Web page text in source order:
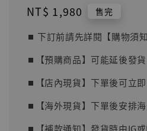
Regular
NT$ 1,980 售完
⏹︎ 下訂前請先詳閱【購物須
⏹︎【預購商品】可能延後發
⏹︎【店內現貨】下單後可立
⏹︎【海外現貨】下單後安排
⏹︎【補款通知】發貨時由IG